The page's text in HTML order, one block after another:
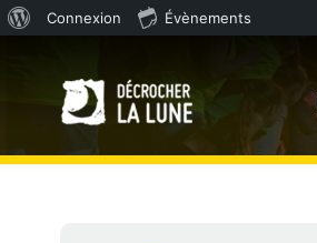
WordPress
Connexion Évènements